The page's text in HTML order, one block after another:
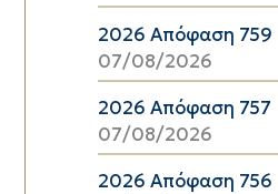
2026 Απόφαση 759
07/08/2026
2026 Απόφαση 757
07/08/2026
2026 Απόφαση 756